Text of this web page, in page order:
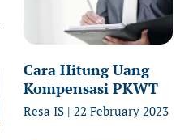
Cara Hitung Uang
Kompensasi PKWT
Resa IS 22 February 2023